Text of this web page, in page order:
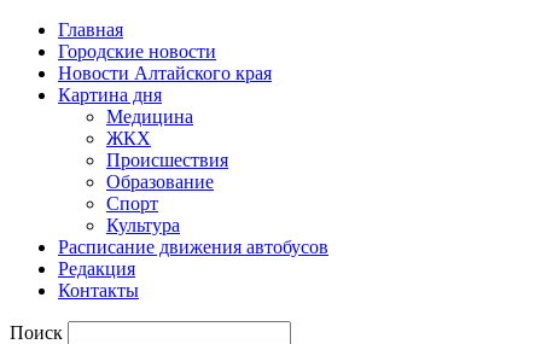
Главная
Городские новости
Новости Алтайского края
Картина дня
Медицина
ЖКХ
Происшествия
Образование
Спорт
Культура
Расписание движения автобусов
Редакция
Контакты
Поиск